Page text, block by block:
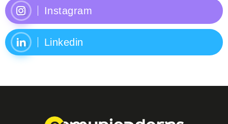
Instagram
Linkedin